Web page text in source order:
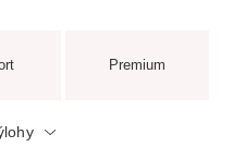
Premium